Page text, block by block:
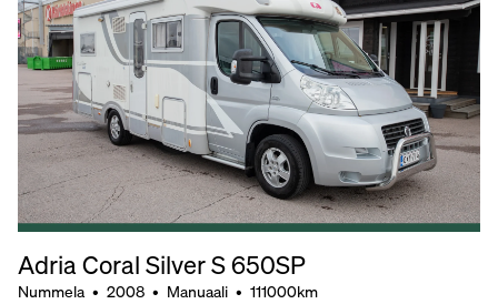
Adria Coral Silver S 650SP
Nummela • 2008 • Manuaali • 111000km